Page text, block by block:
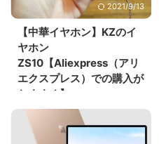
2021/9/13
【中華イヤホン】KZのイ
ヤホン
ZS10【Aliexpress（アリ
エクスプレス）での購入が
おすすめ】